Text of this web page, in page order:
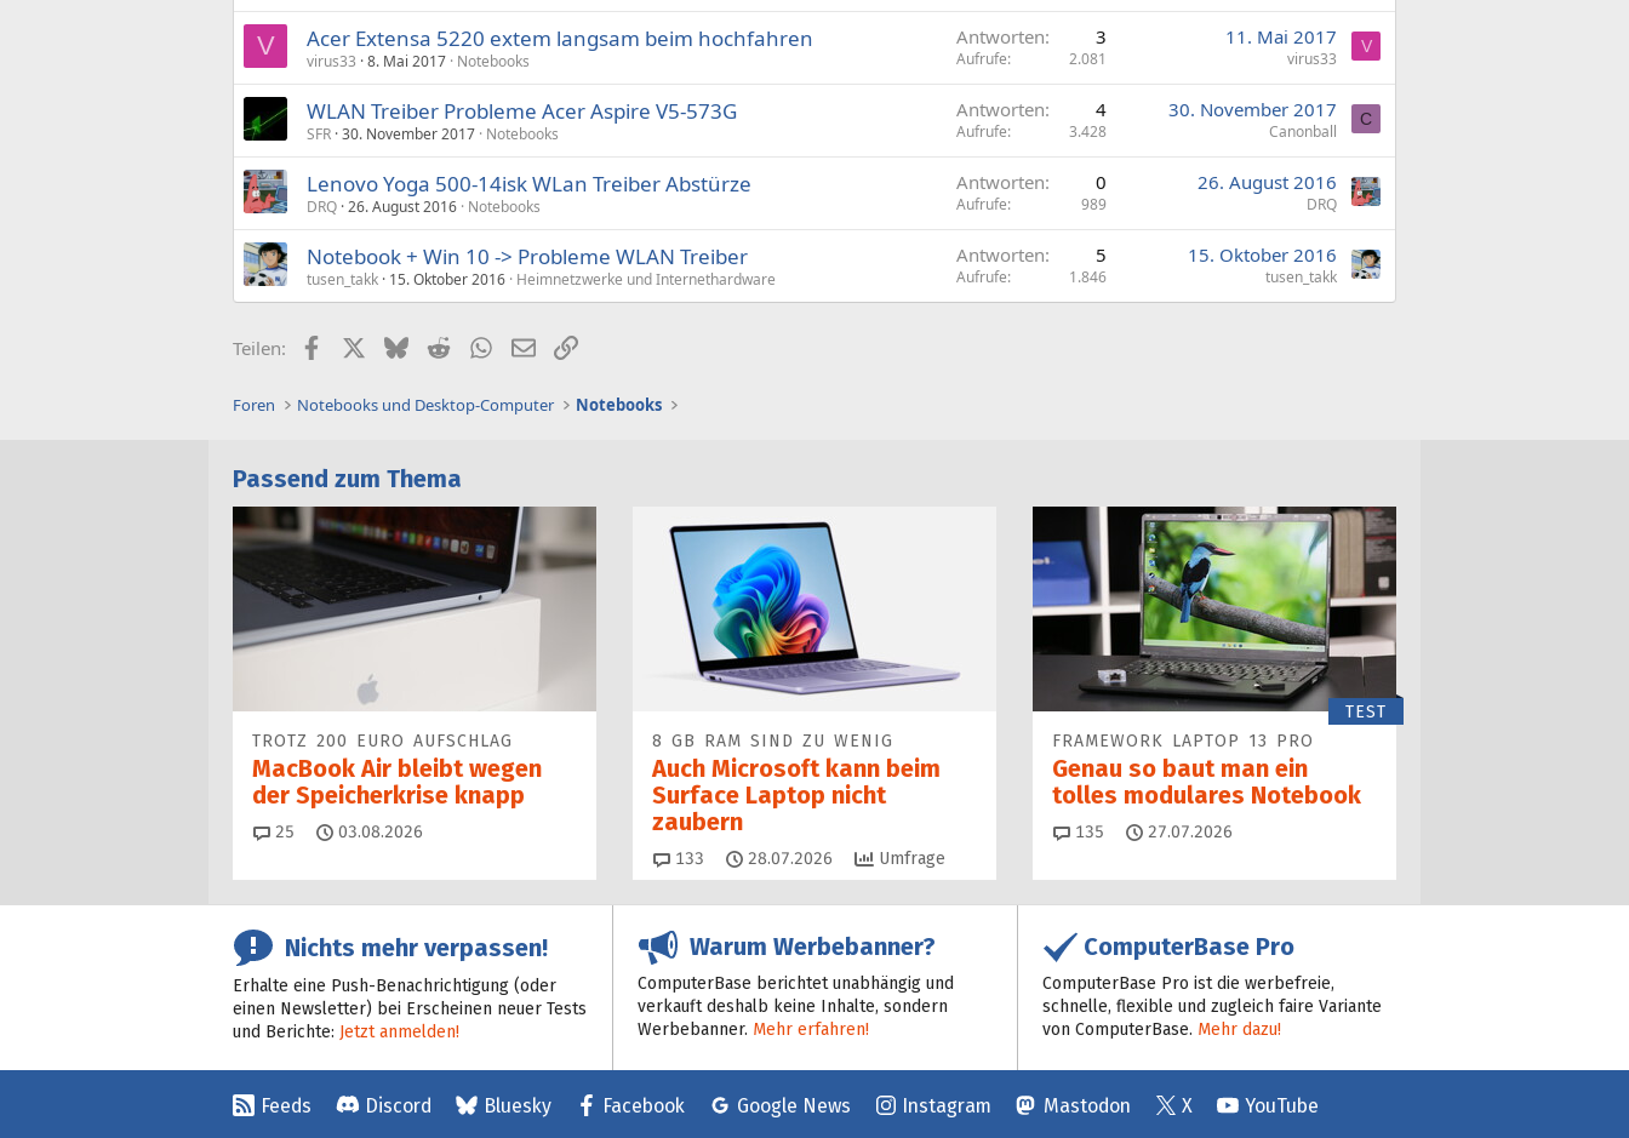
V Acer Extensa 5220 extem langsam beim hochfahren
virus33 8. Mai 2017 Notebooks
Antworten 3
Aufrufe 2.081
11. Mai 2017
virus33
V
WLAN Treiber Probleme Acer Aspire V5-573G
SFR 30. November 2017 Notebooks
Antworten 4
Aufrufe 3.428
30. November 2017
Canonball
C
Lenovo Yoga 500-14isk WLan Treiber Abstürze
DRQ 26. August 2016 Notebooks
Antworten 0
Aufrufe 989
26. August 2016
DRQ
Notebook + Win 10 -> Probleme WLAN Treiber
tusen_takk 15. Oktober 2016 Heimnetzwerke und Internethardware
Antworten 5
Aufrufe 1.846
15. Oktober 2016
tusen_takk
Teilen: FacebookX (Twitter)
BlueskyRedditWhatsApp
E-MailLink
Foren Notebooks und Desktop-Computer Notebooks
Passend zum Thema
TROTZ 200 EURO AUFSCHLAG
MacBook Air bleibt wegen
der Speicherkrise knapp
25 Kommentare
03.08.2026
8 GB RAM SIND ZU WENIG
Auch Microsoft kann beim
Surface Laptop nicht
zaubern
133 Kommentare
28.07.2026 Umfrage
TEST
FRAMEWORK LAPTOP 13 PRO
Genau so baut man ein
tolles modulares Notebook
135 Kommentare
27.07.2026
Nichts mehr verpassen!
Erhalte eine Push-Benachrichtigung (oder
einen Newsletter) bei Erscheinen neuer Tests
und Berichte: Jetzt anmelden!
Warum Werbebanner?
ComputerBase berichtet unabhängig und
verkauft deshalb keine Inhalte, sondern
Werbebanner. Mehr erfahren!
ComputerBase Pro
ComputerBase Pro ist die werbefreie,
schnelle, flexible und zugleich faire Variante
von ComputerBase. Mehr dazu!
Feeds Discord Bluesky Facebook Google News Instagram Mastodon X YouTube